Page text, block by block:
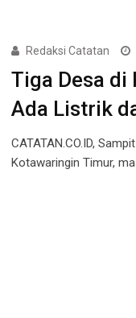
Redaksi Catatan
Tiga Desa di
Ada Listrik
CATATAN.CO.ID,
Kotawaringin Timur,